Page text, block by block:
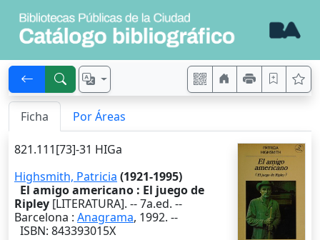
Ficha Por Áreas
821.111[73]-31 HIGa
Highsmith, Patricia (1921-1995)
El amigo americano : El juego de
Ripley [LITERATURA]. --7a.ed. --
Barcelona : Anagrama, 1992. --
ISBN: 843393015X